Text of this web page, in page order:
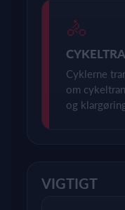
🚴
Cyklerne
om
og
VIGTIGT